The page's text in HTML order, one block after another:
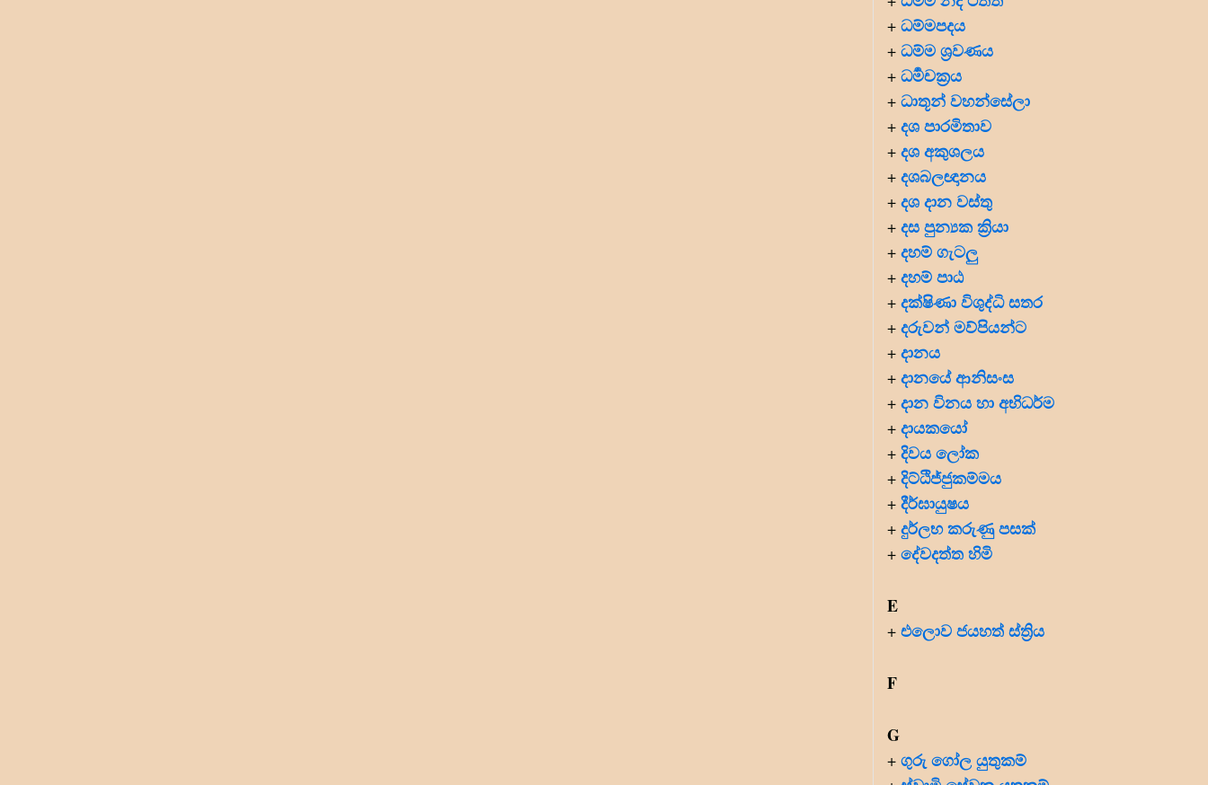
+ ධම්මපදය
+ ධම්ම ශ්‍රවණය
+ ධර්‍මචක්‍රය
+ ධාතූන් වහන්සේලා
+ දශ පාරමිතාව
+ දශ අකුශලය
+ දශබලඥානය
+ දශ දාන වස්තු
+ දස පුන්‍යක ක්‍රියා
+ දහම් ගැටලු
+ දහම් පාඨ
+ දක්ෂිණා විශුද්ධි සතර
+ දරුවන් මව්පියන්ට
+ දානය
+ දානයේ ආනිසංස
+ දාන විනය හා අභිධර්ම
+ දායකයෝ
+ දිවය ලෝක
+ දිට්ඨිජ්ජුකම්මය
+ දීර්ඝායුෂය
+ දුර්ලභ කරුණු පසක්
+ දේවදත්ත හිමි
E
+ එලොව ජයහත් ස්ත්‍රිය
F
G
+ ගුරු ගෝල යුතුකම්